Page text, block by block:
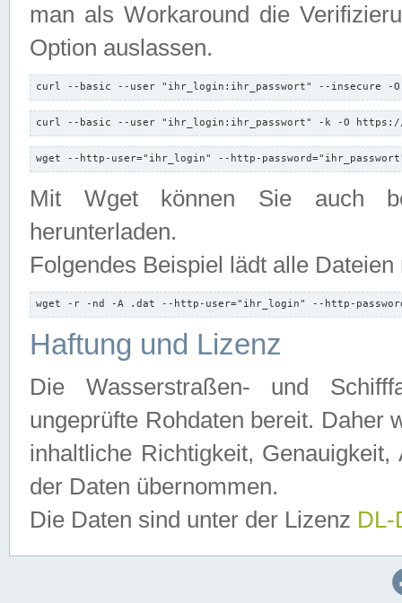
man als Workaround die
Option auslassen.
curl --basic --user "ihr_login:ihr_passwort" --insecure -
curl --basic --user "ihr_login:ihr_passwort" -k -O
wget --http-user="ihr_login" --http-
Mit Wget können Sie auch
herunterladen.
Folgendes Beispiel lädt alle
wget -r -nd -A .dat --http-user="ihr_login" --http-
Haftung und Lizenz
Die Wasserstraßen- und
ungeprüfte Rohdaten bereit. Daher
inhaltliche Richtigkeit,
der Daten übernommen.
Die Daten sind unter der Lizenz